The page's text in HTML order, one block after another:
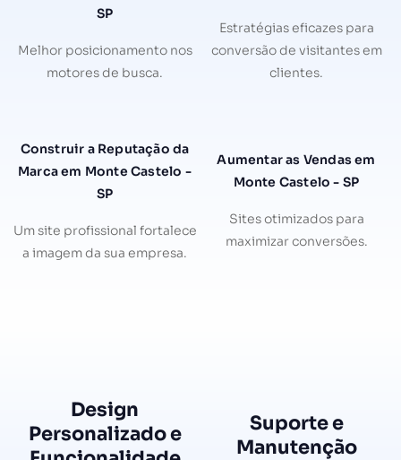
SP
Melhor posicionamento nos
motores de busca.
Estratégias eficazes para
conversão de visitantes em
clientes.
Construir a Reputação da
Marca em Monte Castelo -
SP
Um site profissional fortalece
a imagem da sua empresa.
Aumentar as Vendas em
Monte Castelo - SP
Sites otimizados para
maximizar conversões.
Design
Personalizado e
Suporte e
Manutenção